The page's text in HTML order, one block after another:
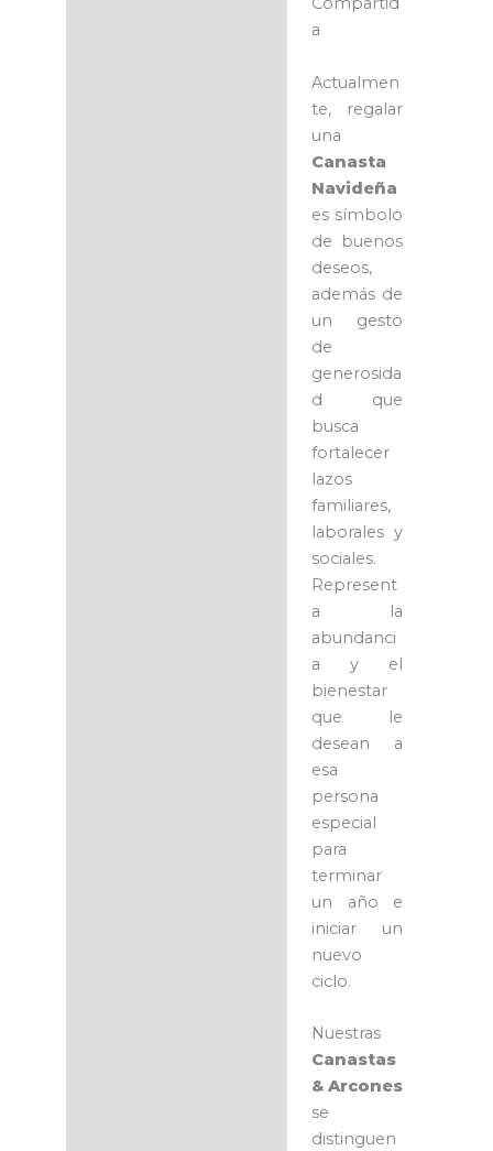
a
Actualmen
te, regalar
una
Canasta
Navideña
es símbolo
de buenos
deseos,
además de
un gesto
de
generosida
d que
busca
fortalecer
lazos
familiares,
laborales y
sociales.
Represent
a la
abundanci
a y el
bienestar
que le
desean a
esa
persona
especial
para
terminar
un año e
iniciar un
nuevo
ciclo.
Nuestras
Canastas
& Arcones
se
distinguen